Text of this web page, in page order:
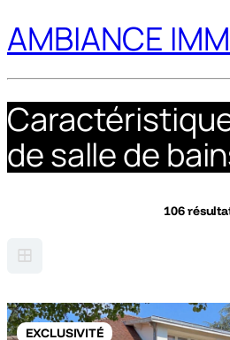
AMBIANCE
de salle de
106
EXCLUSIVITÉ